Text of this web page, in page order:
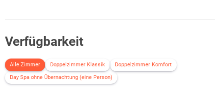
Verfügbarkeit
Alle Zimmer Doppelzimmer Klassik
Doppelzimmer Komfort
Day Spa ohne Übernachtung (eine Person)